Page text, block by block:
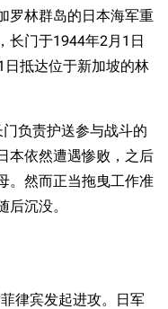
罗林群岛的日本海军重
门于1944年2月1日
抵达位于新加坡的林
负责护送参与战斗的
本依然遭遇惨败，之后
。然而正当拖曳工作准
沉没。
律宾发起进攻。日军